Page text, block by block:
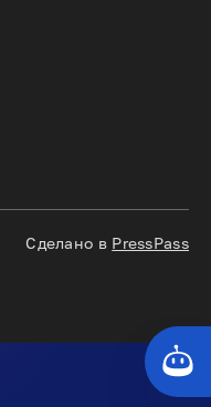
Сделано в PressPass